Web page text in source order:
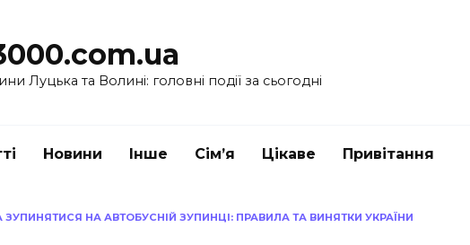
Луцька та Волині: головні події за сьогодні
Новини Інше Сім’я Цікаве Привітання
НА АВТОБУСНІЙ ЗУПИНЦІ: ПРАВИЛА ТА ВИНЯТКИ УКРАЇНИ